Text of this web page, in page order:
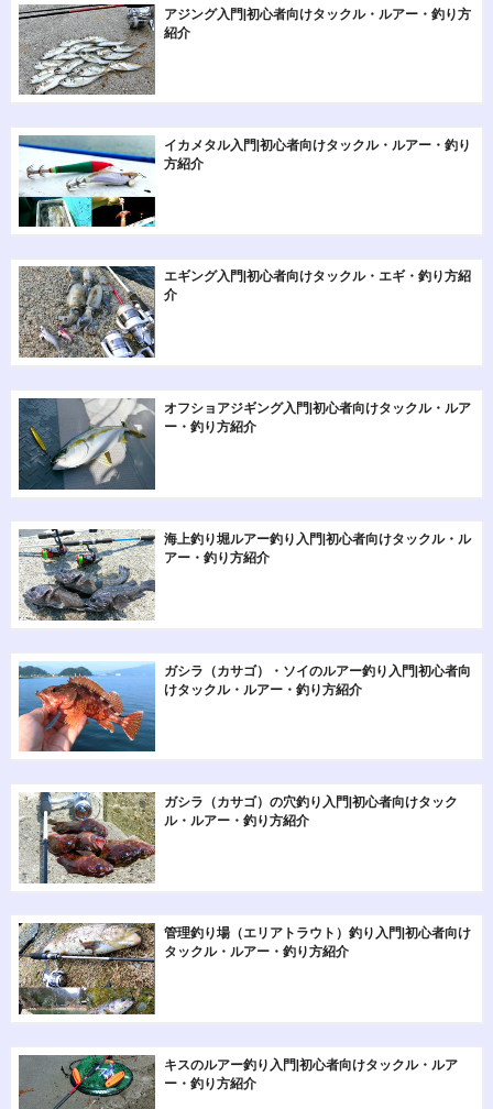
アジング入門|初心者向けタックル・ルアー・釣り方
紹介
イカメタル入門|初心者向けタックル・ルアー・釣り
方紹介
エギング入門|初心者向けタックル・エギ・釣り方紹
介
オフショアジギング入門|初心者向けタックル・ルア
ー・釣り方紹介
海上釣り堀ルアー釣り入門|初心者向けタックル・ル
アー・釣り方紹介
ガシラ（カサゴ）・ソイのルアー釣り入門|初心者向
けタックル・ルアー・釣り方紹介
ガシラ（カサゴ）の穴釣り入門|初心者向けタック
ル・ルアー・釣り方紹介
管理釣り場（エリアトラウト）釣り入門|初心者向け
タックル・ルアー・釣り方紹介
キスのルアー釣り入門|初心者向けタックル・ルア
ー・釣り方紹介